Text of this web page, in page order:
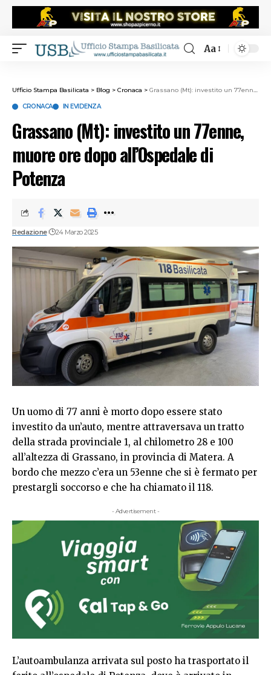
Aa
Ufficio Stampa Basilicata > Blog > Cronaca > Grassano (Mt): investito un 77enne, muore ore dopo all’Ospedale di Potenza
CRONACA IN EVIDENZA
Grassano (Mt): investito un 77enne,
muore ore dopo all’Ospedale di
Potenza
Redazione 24 Marzo 2025
Un uomo di 77 anni è morto dopo essere stato
investito da un’auto, mentre attraversava un tratto
della strada provinciale 1, al chilometro 28 e 100
all’altezza di Grassano, in provincia di Matera. A
bordo che mezzo c’era un 53enne che si è fermato per
prestargli soccorso e che ha chiamato il 118.
- Advertisement -
L’autoambulanza arrivata sul posto ha trasportato il